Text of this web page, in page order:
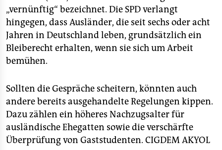
„vernünftig“ bezeichnet. Die SPD verlangt
hingegen, dass Ausländer, die seit sechs oder acht
Jahren in Deutschland leben, grundsätzlich ein
Bleiberecht erhalten, wenn sie sich um Arbeit
bemühen.
Sollten die Gespräche scheitern, könnten auch
andere bereits ausgehandelte Regelungen kippen.
Dazu zählen ein höheres Nachzugsalter für
ausländische Ehegatten sowie die verschärfte
Überprüfung von Gaststudenten. CIGDEM AKYOL